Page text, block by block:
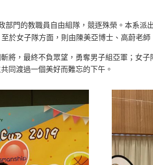
部門的教職員自由組隊，競逐殊榮。 本系派
於女子隊方面， 則由陳美亞博士、高蔚老師
將， 最終不負眾望，勇奪男子組亞軍；女子
同渡過一個美好而難忘的下午。